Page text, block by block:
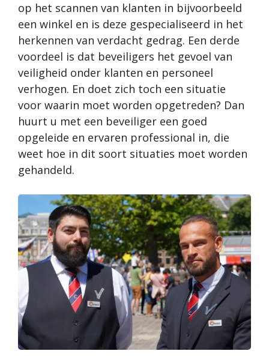
op het scannen van klanten in bijvoorbeeld
een winkel en is deze gespecialiseerd in het
herkennen van verdacht gedrag. Een derde
voordeel is dat beveiligers het gevoel van
veiligheid onder klanten en personeel
verhogen. En doet zich toch een situatie
voor waarin moet worden opgetreden? Dan
huurt u met een beveiliger een goed
opgeleide en ervaren professional in, die
weet hoe in dit soort situaties moet worden
gehandeld.